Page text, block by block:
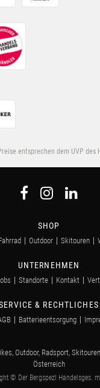
entsprechen dem UVP des
SHOP
Outdoor Skitouren
UNTERNEHMEN
Standorte Kontakt
& RECHTLICHES
Batterieentsorgung
Outdoor, Radsport,
Österreich
© Der Bergspezl Handelsges.